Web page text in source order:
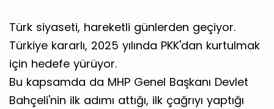
Türk siyaseti, hareketli günlerden geçiyor.
Türkiye kararlı, 2025 yılında PKK'dan kurtulmak
için hedefe yürüyor.
Bu kapsamda da MHP Genel Başkanı Devlet
Bahçeli'nin ilk adımı attığı, ilk çağrıyı yaptığı